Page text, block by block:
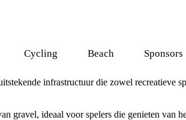
Cycling Beach Sponsors
infrastructuur die zowel recreatieve
gravel, ideaal voor spelers die genieten